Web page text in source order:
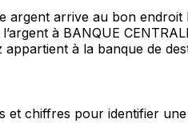
arrive au bon
à BANQUE
à la banque de
et chiffres pour identifier